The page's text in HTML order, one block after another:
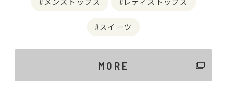
スイーツ
MORE